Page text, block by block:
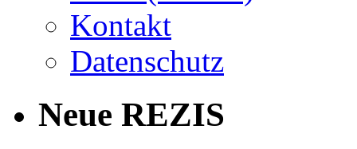
Kontakt
Datenschutz
Neue REZIS